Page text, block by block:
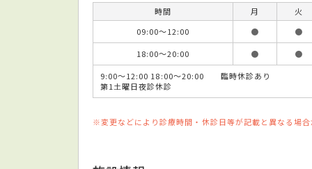
時間 月
火
09:00～12:00
●
●
18:00～20:00
●
●
9:00～12:00 18:00～20:00 臨時休診あり
第1土曜日夜診休診
※変更などにより診療時間・休診日等が記載と異なる場